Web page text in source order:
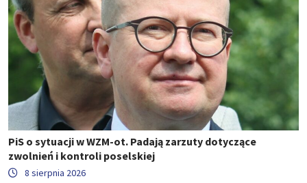
PiS o sytuacji w WZM-ot. Padają zarzuty dotyczące
zwolnień i kontroli poselskiej
8 sierpnia 2026